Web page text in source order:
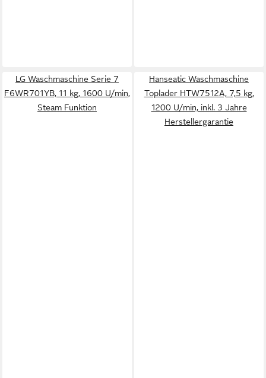
LG Waschmaschine Serie 7
F6WR701YB, 11 kg, 1600 U/min,
Steam Funktion
Hanseatic Waschmaschine
Toplader HTW7512A, 7,5 kg,
1200 U/min, inkl. 3 Jahre
Herstellergarantie